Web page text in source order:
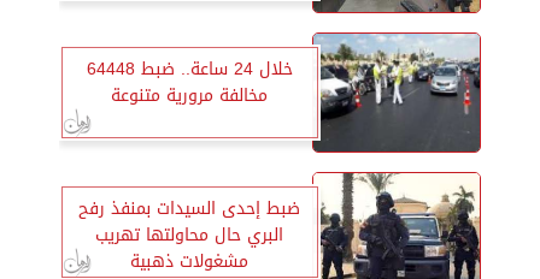
خلال 24 ساعة.. ضبط 64448
مخالفة مرورية متنوعة
ضبط إحدى السيدات بمنفذ رفح
البري حال محاولتها تهريب
مشغولات ذهبية